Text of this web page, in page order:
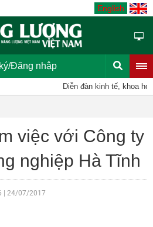
English
Đăng nhập
Diễn đàn kinh tế, khoa
việc với Công ty
nghiệp Hà Tĩnh
24/07/2017